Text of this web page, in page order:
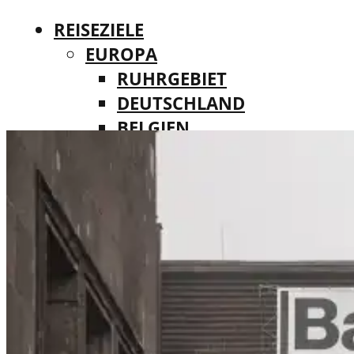
REISEZIELE
EUROPA
RUHRGEBIET
DEUTSCHLAND
BELGIEN
DÄNEMARK
FINNLAND
FRANKREICH
IRLAND
LUXEMBURG
MALTA
NIEDERLANDE
ÖSTERREICH
EUROPA
RUHRGEBIET
DEUTSCHLAND
DÄNEMARK
FINNLAND
FRANKREICH
IRLAND